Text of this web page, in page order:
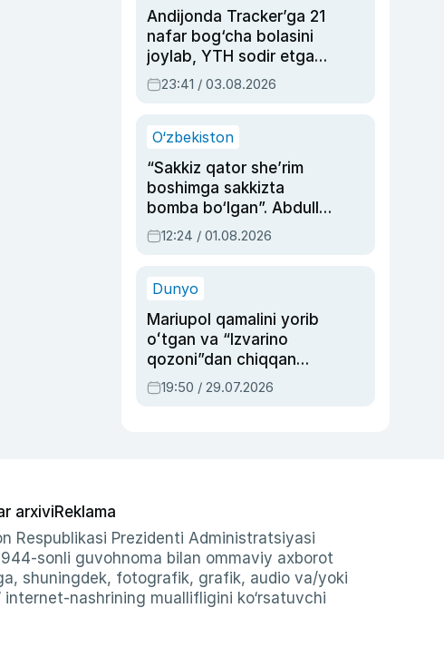
Andijonda Tracker’ga 21
nafar bog‘cha bolasini
joylab, YTH sodir etgan
ayolga sud hukmi o‘qildi
23:41 / 03.08.2026
O‘zbekiston
“Sakkiz qator she’rim
boshimga sakkizta
bomba bo‘lgan”. Abdulla
Oripovni siyosiy
ayblovlardan asrab
12:24 / 01.08.2026
Dunyo
Mariupol qamalini yorib
oʻtgan va “Izvarino
qozoni”dan chiqqan
qahramon — Ukraina
armiyasi bosh
19:50 / 29.07.2026
arxiviReklama
Respublikasi Prezidenti Administratsiyasi
sonli guvohnoma bilan ommaviy axborot
shuningdek, fotografik, grafik, audio va/yoki
nashrining muallifligini ko‘rsatuvchi